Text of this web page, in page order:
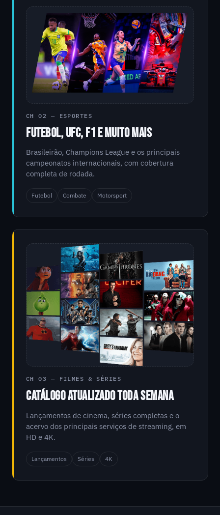
CH 02 — ESPORTES
FUTEBOL, UFC, F1 E MUITO MAIS
Brasileirão, Champions League e os principais
campeonatos internacionais, com cobertura
completa de rodada.
Futebol Combate Motorsport
CH 03 — FILMES & SÉRIES
CATÁLOGO ATUALIZADO TODA SEMANA
Lançamentos de cinema, séries completas e o
acervo dos principais serviços de streaming, em
HD e 4K.
Lançamentos Séries 4K